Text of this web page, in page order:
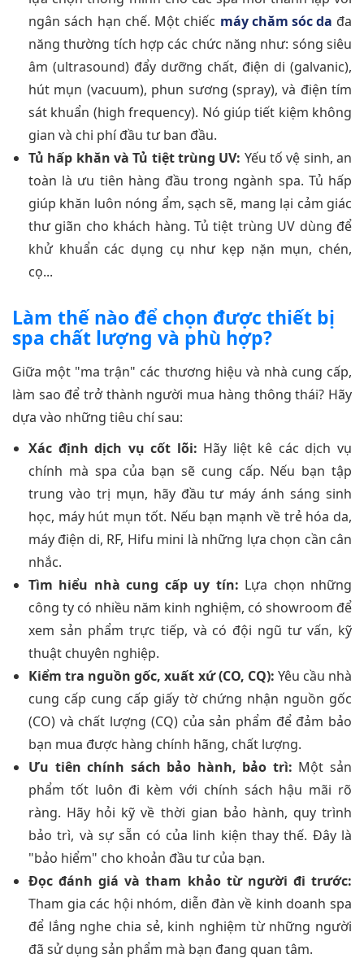
ngân sách hạn chế. Một chiếc máy chăm sóc da đa
năng thường tích hợp các chức năng như: sóng siêu
âm (ultrasound) đẩy dưỡng chất, điện di (galvanic),
hút mụn (vacuum), phun sương (spray), và điện tím
sát khuẩn (high frequency). Nó giúp tiết kiệm không
gian và chi phí đầu tư ban đầu.
Tủ hấp khăn và Tủ tiệt trùng UV: Yếu tố vệ sinh, an
toàn là ưu tiên hàng đầu trong ngành spa. Tủ hấp
giúp khăn luôn nóng ẩm, sạch sẽ, mang lại cảm giác
thư giãn cho khách hàng. Tủ tiệt trùng UV dùng để
khử khuẩn các dụng cụ như kẹp nặn mụn, chén,
cọ...
Làm thế nào để chọn được thiết bị
spa chất lượng và phù hợp?
Giữa một "ma trận" các thương hiệu và nhà cung cấp,
làm sao để trở thành người mua hàng thông thái? Hãy
dựa vào những tiêu chí sau:
Xác định dịch vụ cốt lõi: Hãy liệt kê các dịch vụ
chính mà spa của bạn sẽ cung cấp. Nếu bạn tập
trung vào trị mụn, hãy đầu tư máy ánh sáng sinh
học, máy hút mụn tốt. Nếu bạn mạnh về trẻ hóa da,
máy điện di, RF, Hifu mini là những lựa chọn cần cân
nhắc.
Tìm hiểu nhà cung cấp uy tín: Lựa chọn những
công ty có nhiều năm kinh nghiệm, có showroom để
xem sản phẩm trực tiếp, và có đội ngũ tư vấn, kỹ
thuật chuyên nghiệp.
Kiểm tra nguồn gốc, xuất xứ (CO, CQ): Yêu cầu nhà
cung cấp cung cấp giấy tờ chứng nhận nguồn gốc
(CO) và chất lượng (CQ) của sản phẩm để đảm bảo
bạn mua được hàng chính hãng, chất lượng.
Ưu tiên chính sách bảo hành, bảo trì: Một sản
phẩm tốt luôn đi kèm với chính sách hậu mãi rõ
ràng. Hãy hỏi kỹ về thời gian bảo hành, quy trình
bảo trì, và sự sẵn có của linh kiện thay thế. Đây là
"bảo hiểm" cho khoản đầu tư của bạn.
Đọc đánh giá và tham khảo từ người đi trước:
Tham gia các hội nhóm, diễn đàn về kinh doanh spa
để lắng nghe chia sẻ, kinh nghiệm từ những người
đã sử dụng sản phẩm mà bạn đang quan tâm.